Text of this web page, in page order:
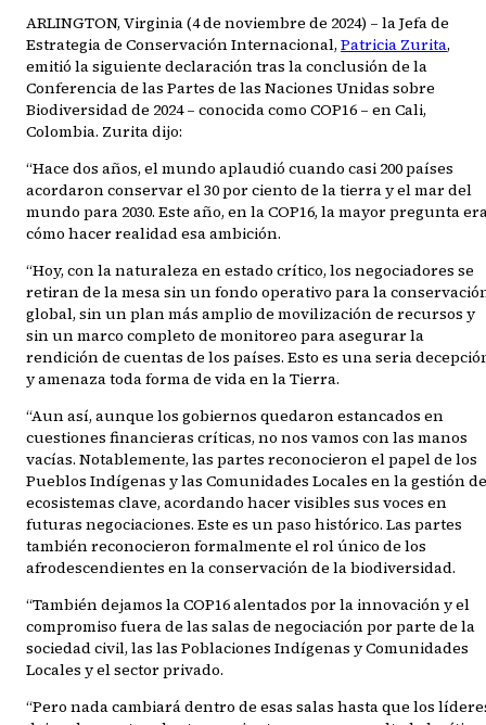
ARLINGTON, Virginia (4 de noviembre de 2024) – la Jefa de
Estrategia de Conservación Internacional, Patricia Zurita,
emitió la siguiente declaración tras la conclusión de la
Conferencia de las Partes de las Naciones Unidas sobre
Biodiversidad de 2024 – conocida como COP16 – en Cali,
Colombia. Zurita dijo:
“Hace dos años, el mundo aplaudió cuando casi 200 países
acordaron conservar el 30 por ciento de la tierra y el mar del
mundo para 2030. Este año, en la COP16, la mayor pregunta
cómo hacer realidad esa ambición.
“Hoy, con la naturaleza en estado crítico, los negociadores se
retiran de la mesa sin un fondo operativo para la
global, sin un plan más amplio de movilización de recursos y
sin un marco completo de monitoreo para asegurar la
rendición de cuentas de los países. Esto es una seria
y amenaza toda forma de vida en la Tierra.
“Aun así, aunque los gobiernos quedaron estancados en
cuestiones financieras críticas, no nos vamos con las manos
vacías. Notablemente, las partes reconocieron el papel de los
Pueblos Indígenas y las Comunidades Locales en la gestión de
ecosistemas clave, acordando hacer visibles sus voces en
futuras negociaciones. Este es un paso histórico. Las partes
también reconocieron formalmente el rol único de los
afrodescendientes en la conservación de la biodiversidad.
“También dejamos la COP16 alentados por la innovación y el
compromiso fuera de las salas de negociación por parte de la
sociedad civil, las las Poblaciones Indígenas y Comunidades
Locales y el sector privado.
“Pero nada cambiará dentro de esas salas hasta que los